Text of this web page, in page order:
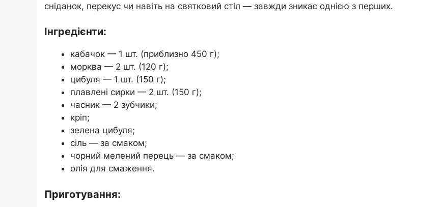
сніданок, перекус чи навіть на святковий стіл — завжди зникає однією з перших.
Інгредієнти:
кабачок — 1 шт. (приблизно 450 г);
морква — 2 шт. (120 г);
цибуля — 1 шт. (150 г);
плавлені сирки — 2 шт. (150 г);
часник — 2 зубчики;
кріп;
зелена цибуля;
сіль — за смаком;
чорний мелений перець — за смаком;
олія для смаження.
Приготування: